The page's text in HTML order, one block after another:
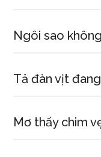
Ngôi sao
Tả đàn vịt
Mơ thấy chim